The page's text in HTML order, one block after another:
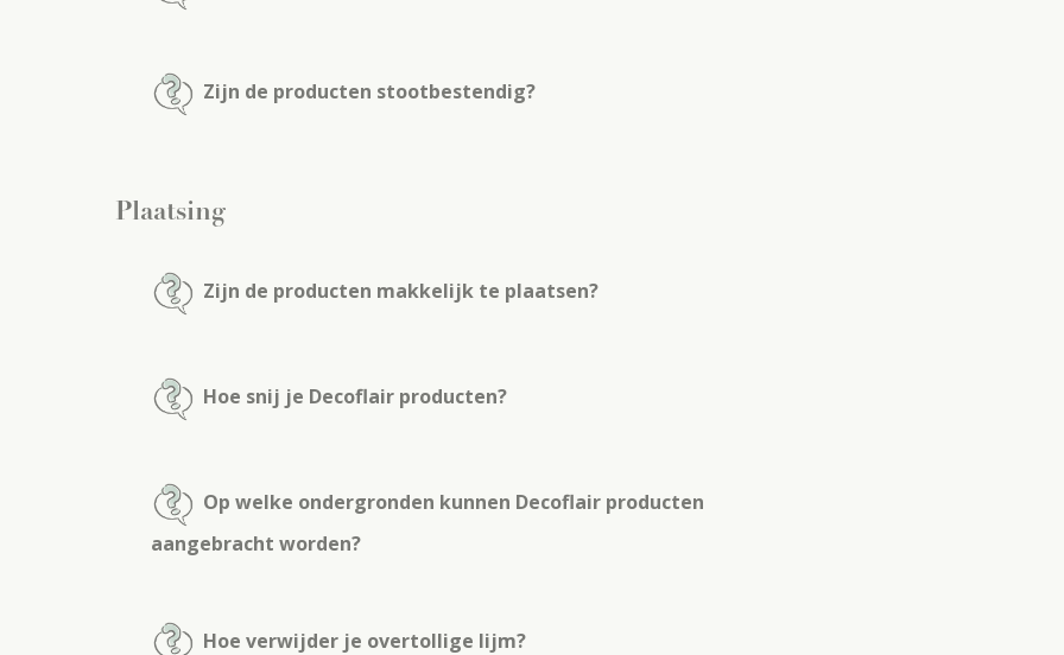
Zijn de producten stootbestendig?
Plaatsing
Zijn de producten makkelijk te plaatsen?
Hoe snij je Decoflair producten?
Op welke ondergronden kunnen Decoflair producten
aangebracht worden?
Hoe verwijder je overtollige lijm?